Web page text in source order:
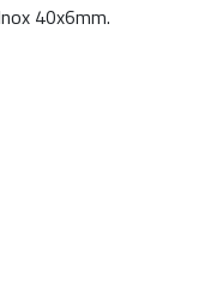
40x6mm.